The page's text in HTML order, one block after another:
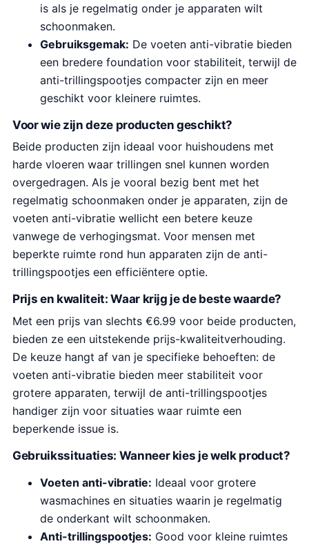
is als je regelmatig onder je apparaten wilt
schoonmaken.
Gebruiksgemak: De voeten anti-vibratie bieden
een bredere foundation voor stabiliteit, terwijl de
anti-trillingspootjes compacter zijn en meer
geschikt voor kleinere ruimtes.
Voor wie zijn deze producten geschikt?
Beide producten zijn ideaal voor huishoudens met
harde vloeren waar trillingen snel kunnen worden
overgedragen. Als je vooral bezig bent met het
regelmatig schoonmaken onder je apparaten, zijn de
voeten anti-vibratie wellicht een betere keuze
vanwege de verhogingsmat. Voor mensen met
beperkte ruimte rond hun apparaten zijn de anti-
trillingspootjes een efficiëntere optie.
Prijs en kwaliteit: Waar krijg je de beste waarde?
Met een prijs van slechts €6.99 voor beide producten,
bieden ze een uitstekende prijs-kwaliteitverhouding.
De keuze hangt af van je specifieke behoeften: de
voeten anti-vibratie bieden meer stabiliteit voor
grotere apparaten, terwijl de anti-trillingspootjes
handiger zijn voor situaties waar ruimte een
beperkende issue is.
Gebruikssituaties: Wanneer kies je welk product?
Voeten anti-vibratie: Ideaal voor grotere
wasmachines en situaties waarin je regelmatig
de onderkant wilt schoonmaken.
Anti-trillingspootjes: Good voor kleine ruimtes